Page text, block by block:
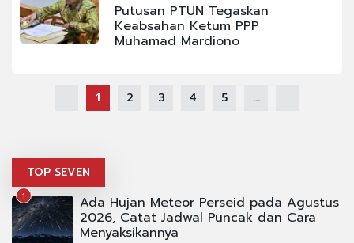
Putusan PTUN Tegaskan
Keabsahan Ketum PPP
Muhamad Mardiono
1 2 3 4 5 ...
TOP SEVEN
1 Ada Hujan Meteor Perseid pada Agustus
2026, Catat Jadwal Puncak dan Cara
Menyaksikannya